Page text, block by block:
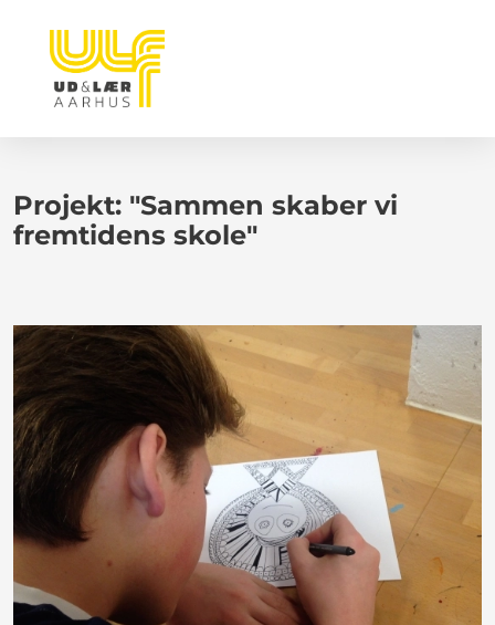
Projekt: "Sammen skaber vi
fremtidens skole"